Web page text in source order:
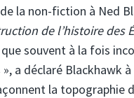
la non-fiction à Ned
de l’histoire des
souvent à la fois
a déclaré Blackhawk
la topographie